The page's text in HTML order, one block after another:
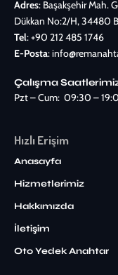
Adres: Başakşehir Mah.
Dükkan No:2/H, 34480
Tel:+90 212 485 1746
E-Posta:
Çalışma
Pzt – Cum: 09:30 –
Hızlı Erişim
Anasayfa
Hizmetlerimiz
Hakkımızda
İletişim
Oto Yedek Anahtar